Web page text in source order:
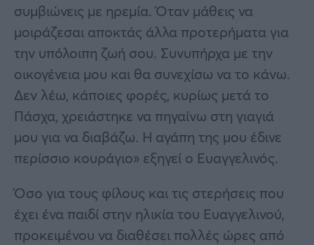
συμβιώνεις με ηρεμία. Όταν μάθεις να
μοιράζεσαι αποκτάς άλλα προτερήματα για
την υπόλοιπη ζωή σου. Συνυπήρχα με την
οικογένεια μου και θα συνεχίσω να το κάνω.
Δεν λέω, κάποιες φορές, κυρίως μετά το
Πάσχα, χρειάστηκε να πηγαίνω στη γιαγιά
μου για να διαβάζω. Η αγάπη της μου έδινε
περίσσιο κουράγιο» εξηγεί ο Ευαγγελινός.
Όσο για τους φίλους και τις στερήσεις που
έχει ένα παιδί στην ηλικία του Ευαγγελινού,
προκειμένου να διαθέσει πολλές ώρες από